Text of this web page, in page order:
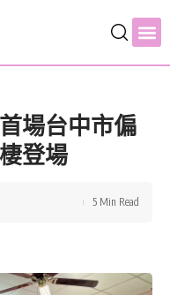
場台中市偏
登場
5 Min Read